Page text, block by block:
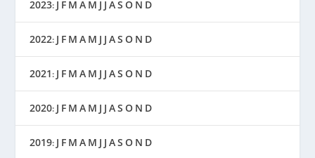
2023: J F M A M J J AS O N D
2022: J F M A M J J AS O N D
2021: J F M A M J J AS O N D
2020: J F M A M J J AS O N D
2019: J F M A M J J AS O N D